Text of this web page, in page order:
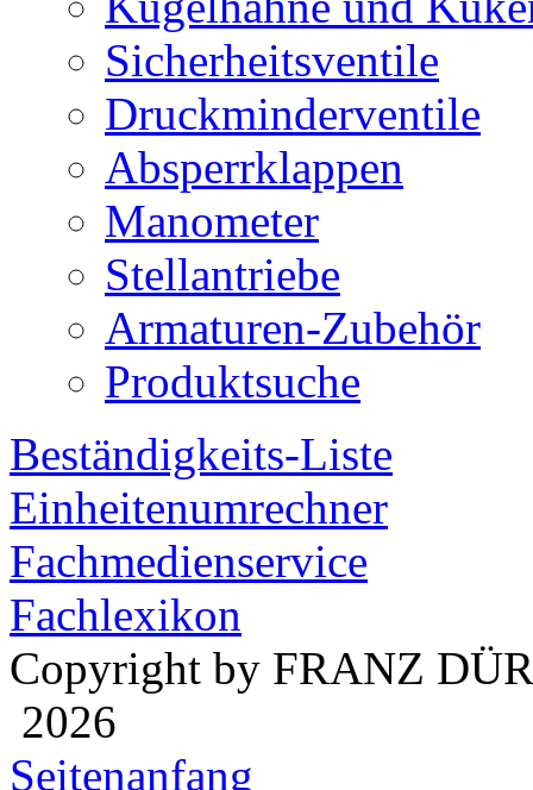
Sicherheitsventile
Druckminderventile
Absperrklappen
Manometer
Stellantriebe
Armaturen-Zubehör
Produktsuche
Beständigkeits-Liste
Einheitenumrechner
Fachmedienservice
Fachlexikon
Copyright by FRANZ
2026
Seitenanfang